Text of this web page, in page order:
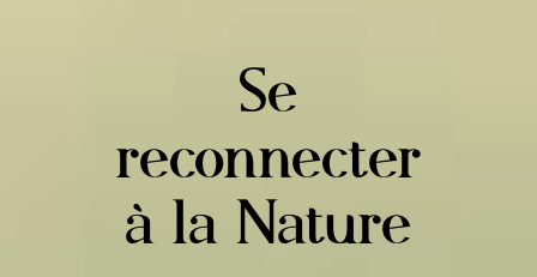
Se
reconnecter
à la Nature